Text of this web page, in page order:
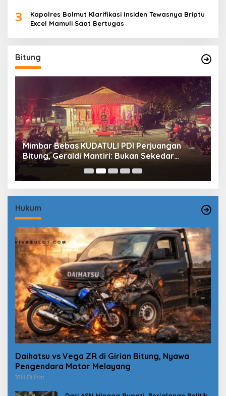
3
Kapolres Bolmut Klarifikasi Insiden Tewasnya Briptu
Excel Mamuli Saat Bertugas
Bitung
Mimbar Bebas KUDATULI PDI Perjuangan
Bitung, Geraldi Mantiri: Bukan Sekedar
Sejarah
Hukum
Daihatsu vs Vega ZR di Girian Bitung, Nyawa
Pengendara Motor Melayang
3814 Dilihat